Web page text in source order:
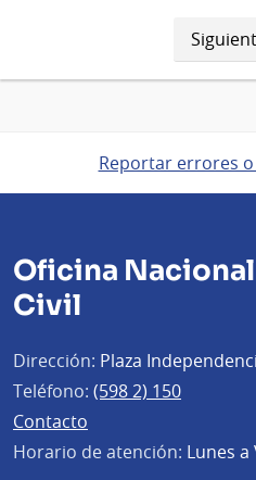
página
Reportar errores
Oficina
Civil
Dirección: Plaza
Teléfono: (598 2) 150
Contacto
Horario de atención: Lunes a